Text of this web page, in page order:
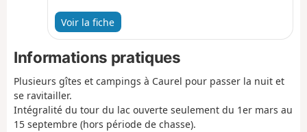
Trajet retour par l'Ouest du lac.
Voir la fiche
Informations pratiques
Plusieurs gîtes et campings à Caurel pour passer la nuit et
se ravitailler.
Intégralité du tour du lac ouverte seulement du 1er mars au
15 septembre (hors période de chasse).